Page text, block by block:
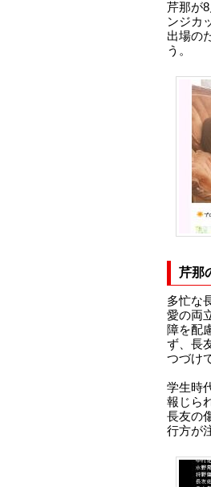
芹那が
ンジカ
出場の
う。
芹那
多忙な
愛の両
障を配
ず、長
つづけ
学生時
報じら
長友の
行方が